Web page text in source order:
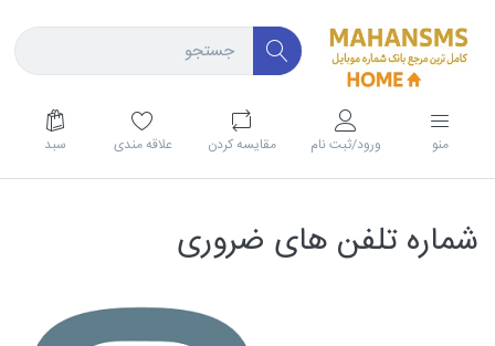
منو ورود/ثبت نام مقايسه كردن علاقه مندی سبد
شماره تلفن های ضروری